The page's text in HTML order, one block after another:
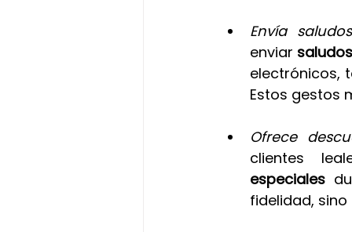
Envía
enviar
electrónicos,
Estos gestos
Ofrece
clientes
especiales
fidelidad,